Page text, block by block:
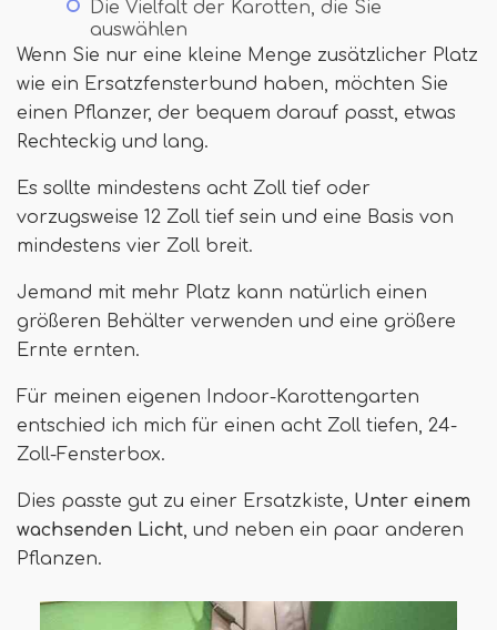
Die Vielfalt der Karotten, die Sie
auswählen
Wenn Sie nur eine kleine Menge zusätzlicher Platz
wie ein Ersatzfensterbund haben, möchten Sie
einen Pflanzer, der bequem darauf passt, etwas
Rechteckig und lang.
Es sollte mindestens acht Zoll tief oder
vorzugsweise 12 Zoll tief sein und eine Basis von
mindestens vier Zoll breit.
Jemand mit mehr Platz kann natürlich einen
größeren Behälter verwenden und eine größere
Ernte ernten.
Für meinen eigenen Indoor-Karottengarten
entschied ich mich für einen acht Zoll tiefen, 24-
Zoll-Fensterbox.
Dies passte gut zu einer Ersatzkiste, Unter einem
wachsenden Licht, und neben ein paar anderen
Pflanzen.